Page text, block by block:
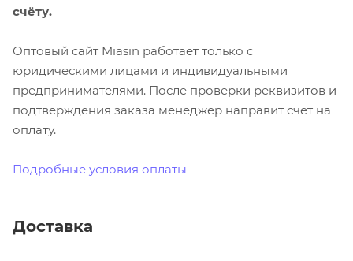
счёту.
Оптовый сайт Miasin работает только с
юридическими лицами и индивидуальными
предпринимателями. После проверки реквизитов и
подтверждения заказа менеджер направит счёт на
оплату.
Подробные условия оплаты
Доставка